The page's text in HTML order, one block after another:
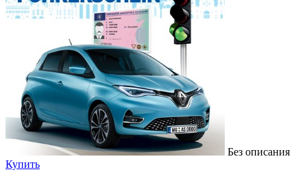
Без описания
Купить